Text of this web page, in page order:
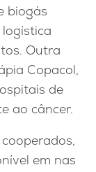
biogás
Outra
Copacol,
de
ao câncer.
em nas